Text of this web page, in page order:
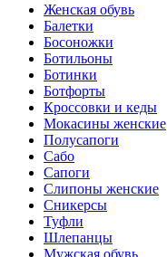
Женская обувь
Балетки
Босоножки
Ботильоны
Ботинки
Ботфорты
Кроссовки и кеды
Мокасины женские
Полусапоги
Сабо
Сапоги
Слипоны женские
Сникерсы
Туфли
Шлепанцы
Мужская обувь